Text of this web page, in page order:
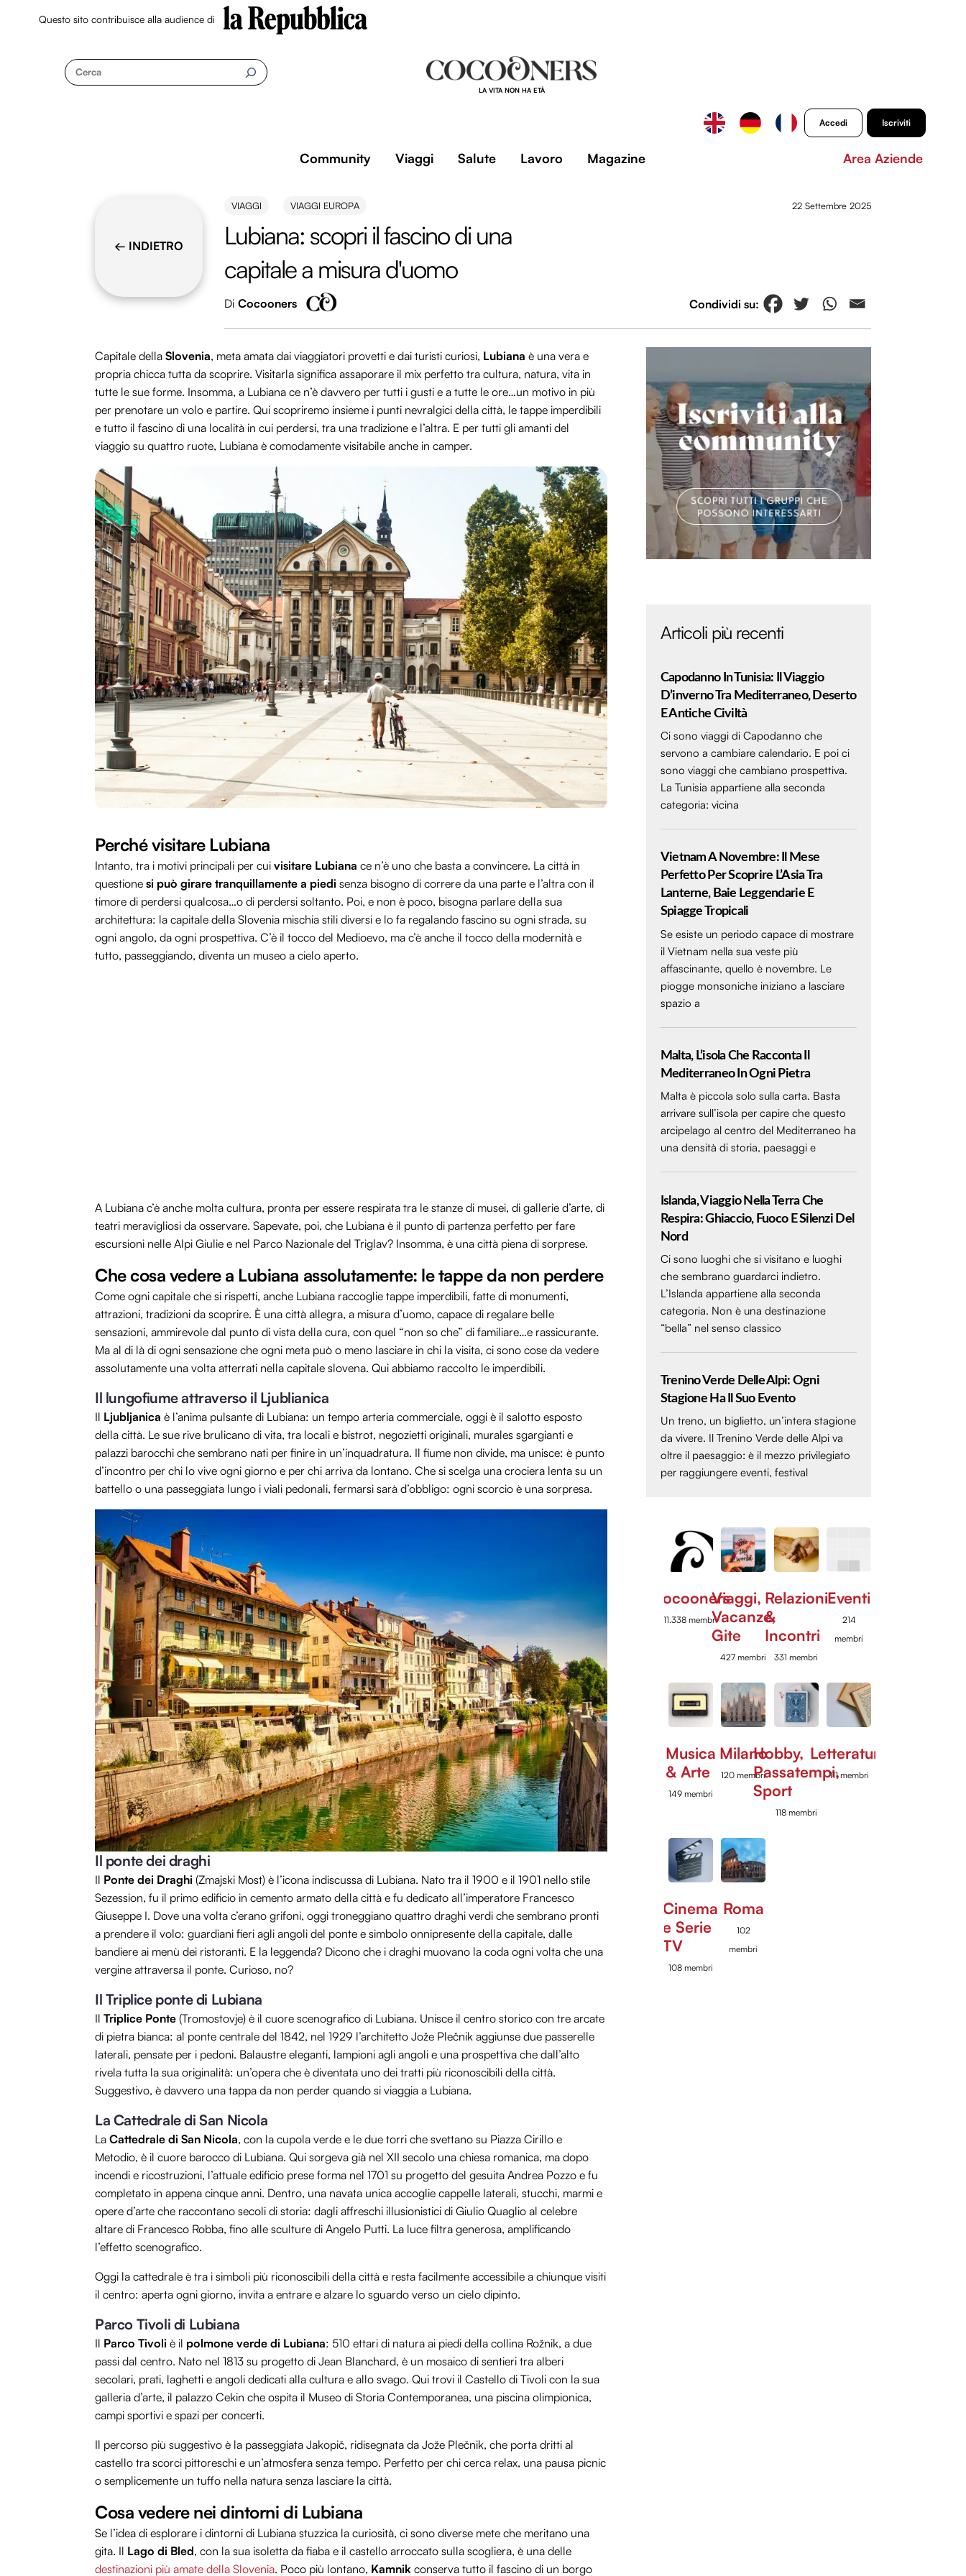
Questo sito contribuisce alla audience di
Cerca
LA VITA NON HA ETÀ
Accedi Iscriviti
Community Viaggi Salute Lavoro Magazine Area Aziende
← INDIETRO
VIAGGI VIAGGI EUROPA 22 Settembre 2025
Lubiana: scopri il fascino di una
capitale a misura d'uomo
Di Cocooners
Capitale della Slovenia, meta amata dai viaggiatori provetti e dai turisti curiosi, Lubiana è una vera e
propria chicca tutta da scoprire. Visitarla significa assaporare il mix perfetto tra cultura, natura, vita in
tutte le sue forme. Insomma, a Lubiana ce n’è davvero per tutti i gusti e a tutte le ore…un motivo in più
per prenotare un volo e partire. Qui scopriremo insieme i punti nevralgici della città, le tappe imperdibili
e tutto il fascino di una località in cui perdersi, tra una tradizione e l’altra. E per tutti gli amanti del
viaggio su quattro ruote, Lubiana è comodamente visitabile anche in camper.
Perché visitare Lubiana
Intanto, tra i motivi principali per cui visitare Lubiana ce n’è uno che basta a convincere. La città in
questione si può girare tranquillamente a piedi senza bisogno di correre da una parte e l’altra con il
timore di perdersi qualcosa…o di perdersi soltanto. Poi, e non è poco, bisogna parlare della sua
architettura: la capitale della Slovenia mischia stili diversi e lo fa regalando fascino su ogni strada, su
ogni angolo, da ogni prospettiva. C’è il tocco del Medioevo, ma c’è anche il tocco della modernità e
tutto, passeggiando, diventa un museo a cielo aperto.
A Lubiana c’è anche molta cultura, pronta per essere respirata tra le stanze di musei, di gallerie d’arte, di
teatri meravigliosi da osservare. Sapevate, poi, che Lubiana è il punto di partenza perfetto per fare
escursioni nelle Alpi Giulie e nel Parco Nazionale del Triglav? Insomma, è una città piena di sorprese.
Che cosa vedere a Lubiana assolutamente: le tappe da non perdere
Come ogni capitale che si rispetti, anche Lubiana raccoglie tappe imperdibili, fatte di monumenti,
attrazioni, tradizioni da scoprire. È una città allegra, a misura d’uomo, capace di regalare belle
sensazioni, ammirevole dal punto di vista della cura, con quel “non so che” di familiare…e rassicurante.
Ma al di là di ogni sensazione che ogni meta può o meno lasciare in chi la visita, ci sono cose da vedere
assolutamente una volta atterrati nella capitale slovena. Qui abbiamo raccolto le imperdibili.
Il lungofiume attraverso il Ljublianica
Il Ljubljanica è l’anima pulsante di Lubiana: un tempo arteria commerciale, oggi è il salotto esposto
della città. Le sue rive brulicano di vita, tra locali e bistrot, negozietti originali, murales sgargianti e
palazzi barocchi che sembrano nati per finire in un’inquadratura. Il fiume non divide, ma unisce: è punto
d’incontro per chi lo vive ogni giorno e per chi arriva da lontano. Che si scelga una crociera lenta su un
battello o una passeggiata lungo i viali pedonali, fermarsi sarà d’obbligo: ogni scorcio è una sorpresa.
Il ponte dei draghi
Il Ponte dei Draghi (Zmajski Most) è l’icona indiscussa di Lubiana. Nato tra il 1900 e il 1901 nello stile
Sezession, fu il primo edificio in cemento armato della città e fu dedicato all’imperatore Francesco
Giuseppe I. Dove una volta c’erano grifoni, oggi troneggiano quattro draghi verdi che sembrano pronti
a prendere il volo: guardiani fieri agli angoli del ponte e simbolo onnipresente della capitale, dalle
bandiere ai menù dei ristoranti. E la leggenda? Dicono che i draghi muovano la coda ogni volta che una
vergine attraversa il ponte. Curioso, no?
Il Triplice ponte di Lubiana
Il Triplice Ponte (Tromostovje) è il cuore scenografico di Lubiana. Unisce il centro storico con tre arcate
di pietra bianca: al ponte centrale del 1842, nel 1929 l’architetto Jože Plečnik aggiunse due passerelle
laterali, pensate per i pedoni. Balaustre eleganti, lampioni agli angoli e una prospettiva che dall’alto
rivela tutta la sua originalità: un’opera che è diventata uno dei tratti più riconoscibili della città.
Suggestivo, è davvero una tappa da non perder quando si viaggia a Lubiana.
La Cattedrale di San Nicola
La Cattedrale di San Nicola, con la cupola verde e le due torri che svettano su Piazza Cirillo e
Metodio, è il cuore barocco di Lubiana. Qui sorgeva già nel XII secolo una chiesa romanica, ma dopo
incendi e ricostruzioni, l’attuale edificio prese forma nel 1701 su progetto del gesuita Andrea Pozzo e fu
completato in appena cinque anni. Dentro, una navata unica accoglie cappelle laterali, stucchi, marmi e
opere d’arte che raccontano secoli di storia: dagli affreschi illusionistici di Giulio Quaglio al celebre
altare di Francesco Robba, fino alle sculture di Angelo Putti. La luce filtra generosa, amplificando
l’effetto scenografico.
Oggi la cattedrale è tra i simboli più riconoscibili della città e resta facilmente accessibile a chiunque visiti
il centro: aperta ogni giorno, invita a entrare e alzare lo sguardo verso un cielo dipinto.
Parco Tivoli di Lubiana
Il Parco Tivoli è il polmone verde di Lubiana: 510 ettari di natura ai piedi della collina Rožnik, a due
passi dal centro. Nato nel 1813 su progetto di Jean Blanchard, è un mosaico di sentieri tra alberi
secolari, prati, laghetti e angoli dedicati alla cultura e allo svago. Qui trovi il Castello di Tivoli con la sua
galleria d’arte, il palazzo Cekin che ospita il Museo di Storia Contemporanea, una piscina olimpionica,
campi sportivi e spazi per concerti.
Il percorso più suggestivo è la passeggiata Jakopič, ridisegnata da Jože Plečnik, che porta dritti al
castello tra scorci pittoreschi e un’atmosfera senza tempo. Perfetto per chi cerca relax, una pausa picnic
o semplicemente un tuffo nella natura senza lasciare la città.
Cosa vedere nei dintorni di Lubiana
Se l’idea di esplorare i dintorni di Lubiana stuzzica la curiosità, ci sono diverse mete che meritano una
gita. Il Lago di Bled, con la sua isoletta da fiaba e il castello arroccato sulla scogliera, è una delle
destinazioni più amate della Slovenia. Poco più lontano, Kamnik conserva tutto il fascino di un borgo
Articoli più recenti
Capodanno In Tunisia: Il Viaggio
D’inverno Tra Mediterraneo, Deserto
E Antiche Civiltà
Ci sono viaggi di Capodanno che
servono a cambiare calendario. E poi ci
sono viaggi che cambiano prospettiva.
La Tunisia appartiene alla seconda
categoria: vicina
Vietnam A Novembre: Il Mese
Perfetto Per Scoprire L’Asia Tra
Lanterne, Baie Leggendarie E
Spiagge Tropicali
Se esiste un periodo capace di mostrare
il Vietnam nella sua veste più
affascinante, quello è novembre. Le
piogge monsoniche iniziano a lasciare
spazio a
Malta, L’isola Che Racconta Il
Mediterraneo In Ogni Pietra
Malta è piccola solo sulla carta. Basta
arrivare sull’isola per capire che questo
arcipelago al centro del Mediterraneo ha
una densità di storia, paesaggi e
Islanda, Viaggio Nella Terra Che
Respira: Ghiaccio, Fuoco E Silenzi Del
Nord
Ci sono luoghi che si visitano e luoghi
che sembrano guardarci indietro.
L’Islanda appartiene alla seconda
categoria. Non è una destinazione
“bella” nel senso classico
Trenino Verde Delle Alpi: Ogni
Stagione Ha Il Suo Evento
Un treno, un biglietto, un’intera stagione
da vivere. Il Trenino Verde delle Alpi va
oltre il paesaggio: è il mezzo privilegiato
per raggiungere eventi, festival
Cocooners
11.338 membri
Viaggi,
Vacanze,
Gite
427 membri
Relazioni
&
Incontri
331 membri
Eventi
214
membri
Musica
& Arte
149 membri
Milano
120 membri
Hobby,
Passatempi,
Sport
118 membri
Letteratura
111 membri
Cinema
e Serie
TV
108 membri
Roma
102
membri